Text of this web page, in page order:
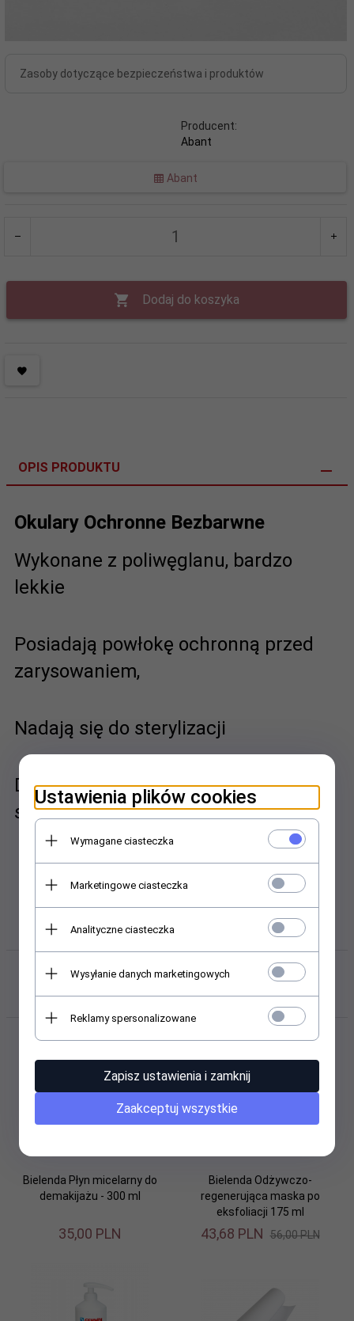
Zasoby dotyczące bezpieczeństwa i produktów
Producent:
Abant
Abant
Dodaj do koszyka
OPIS PRODUKTU
Okulary Ochronne Bezbarwne
Wykonane z poliwęglanu, bardzo
lekkie
Posiadają powłokę ochronną przed
zarysowaniem,
Nadają się do sterylizacji
Doskonała jakość optyczna -
sferyczność
Klienci, którzy kupili ten produkt
wybrali również...
Bielenda Płyn micelarny do
demakijażu - 300 ml
35,00 PLN
Promocja
Bielenda Odżywczo-
regenerująca maska po
eksfoliacji 175 ml
43,68 PLN 56,00 PLN
Ustawienia plików cookies
Wymagane ciasteczka
Marketingowe ciasteczka
Analityczne ciasteczka
Wysyłanie danych marketingowych
Reklamy spersonalizowane
Zapisz ustawienia i zamknij
Zaakceptuj wszystkie